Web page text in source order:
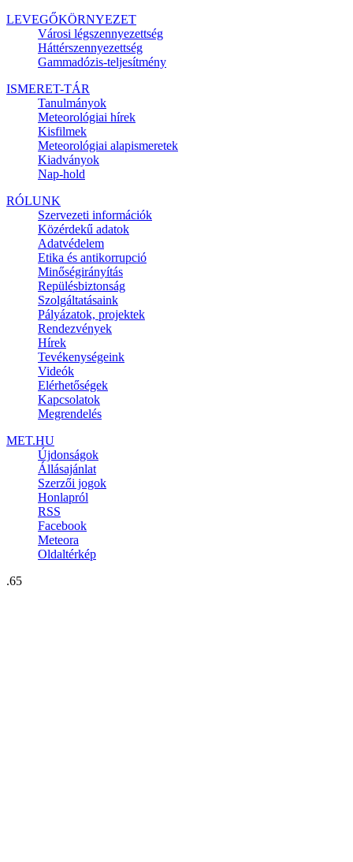
LEVEGŐKÖRNYEZET
Városi légszennyezettség
Háttérszennyezettség
Gammadózis-teljesítmény
ISMERET-TÁR
Tanulmányok
Meteorológiai hírek
Kisfilmek
Meteorológiai alapismeretek
Kiadványok
Nap-hold
RÓLUNK
Szervezeti információk
Közérdekű adatok
Adatvédelem
Etika és antikorrupció
Minőségirányítás
Repülésbiztonság
Szolgáltatásaink
Pályázatok, projektek
Rendezvények
Hírek
Tevékenységeink
Videók
Elérhetőségek
Kapcsolatok
Megrendelés
MET.HU
Újdonságok
Állásajánlat
Szerzői jogok
Honlapról
RSS
Facebook
Meteora
Oldaltérkép
.65